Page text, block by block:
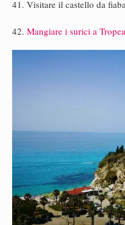
41. Visitare il castello da
42. Mangiare i surici a